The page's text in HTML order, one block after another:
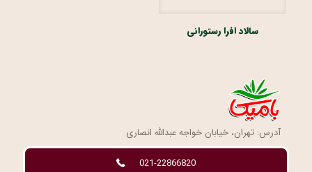
سالاد افرا رستورانی
آدرس: تهران، خیابان خواجه عبدالله انصاری
021-22866820